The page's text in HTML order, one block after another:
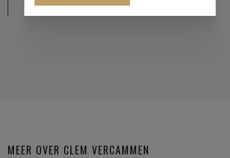
AFMETINGEN
MEER OVER CLEM VERCAMMEN